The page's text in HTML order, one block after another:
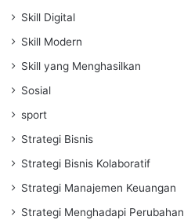
Skill Digital
Skill Modern
Skill yang Menghasilkan
Sosial
sport
Strategi Bisnis
Strategi Bisnis Kolaboratif
Strategi Manajemen Keuangan
Strategi Menghadapi Perubahan